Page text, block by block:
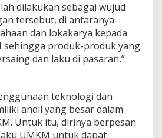
dilakukan sebagai wujud
tersebut, di antaranya
dan lokakarya kepada
sehingga produk-produk yang
dan laku di pasaran,”
teknologi dan
andil yang besar dalam
Untuk itu, dirinya berpesan
UMKM untuk dapat